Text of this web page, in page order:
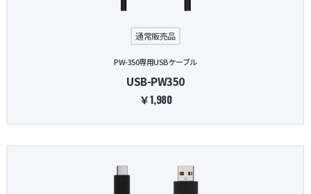
通常販売品
PW-350専用USBケーブル
USB-PW350
￥1,980
お気に入り